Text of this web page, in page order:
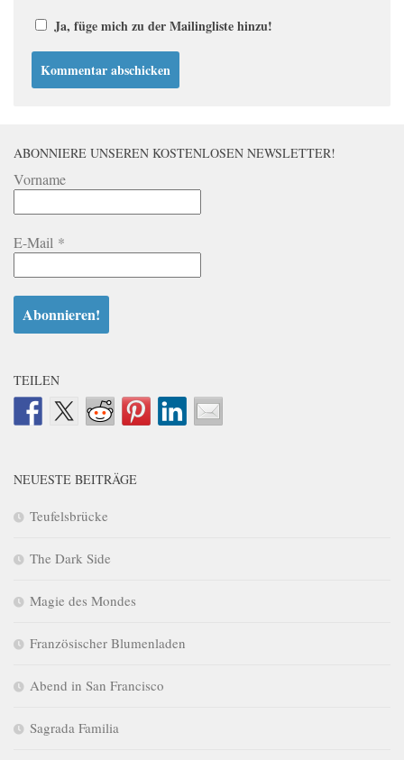
Ja, füge mich zu der Mailingliste hinzu!
ABONNIERE UNSEREN KOSTENLOSEN NEWSLETTER!
Vorname
E-Mail *
TEILEN
NEUESTE BEITRÄGE
Teufelsbrücke
The Dark Side
Magie des Mondes
Französischer Blumenladen
Abend in San Francisco
Sagrada Familia